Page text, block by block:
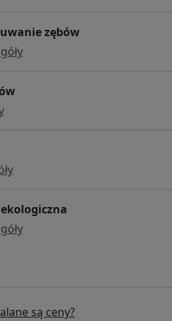
zębów
chirurgiczne usuwanie zębów
fluoryzacja zębów
implanty
konsultacja ginekologiczna
są ceny?